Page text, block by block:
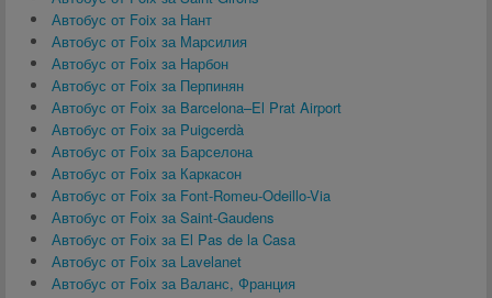
Автобус от Foix за Нант
Автобус от Foix за Марсилия
Автобус от Foix за Нарбон
Автобус от Foix за Перпинян
Автобус от Foix за Barcelona–El Prat Airport
Автобус от Foix за Puigcerdà
Автобус от Foix за Барселона
Автобус от Foix за Каркасон
Автобус от Foix за Font-Romeu-Odeillo-Via
Автобус от Foix за Saint-Gaudens
Автобус от Foix за El Pas de la Casa
Автобус от Foix за Lavelanet
Автобус от Foix за Валанс, Франция